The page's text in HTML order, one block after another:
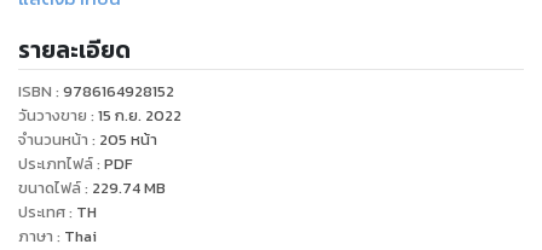
มอบภารกิจ อาวุธและชุดสูทให้ แล้วก็ถูกส่งตัวไปกำจัดสิ่งมีชีวิต
ประหลาด และบอกว่าใครที่ชนะเกมล่านี้จนมีแต้มสะสมครบจะ
สามารถฟื้นคืนชีพได้... โลกที่พวกเขาอยู่คือที่ไหน และพวกเขาตาย
แล้วจริงๆ รึ รวมถึงเจ้าลูกบอลสีดำนั้นคือสิ่งใดกันแน่ ร่วมหาคำ
ตอบอันพิศวงนี้ได้ด้วยตัวคุณเท่านั้น
รายละเอียด
ISBN : 9786164928152
วันวางขาย : 15 ก.ย. 2022
จำนวนหน้า : 205 หน้า
ประเภทไฟล์: PDF
ขนาดไฟล์: 229.74MB
ประเทศ: TH
ภาษา : Thai